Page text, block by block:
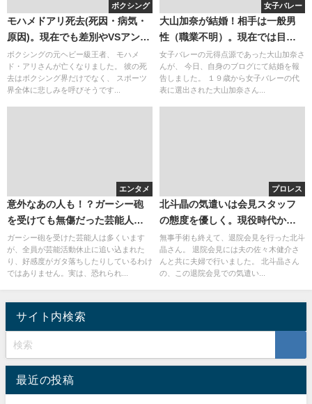
ボクシング
モハメドアリ死去(死因・病気・
原因)。現在でも差別やVSアント
ニア猪木は伝説。マイクタイソ
ンとどちらが強い？
ボクシングの元ヘビー級王者、 モハメ
ド・アリさんが亡くなりました。 彼の死
去はボクシング界だけでなく、 スポーツ
界全体に悲しみを呼びそうです...
女子バレー
大山加奈が結婚！相手は一般男
性（職業不明）。現在では目の
くまが可愛い大人の女性に！
女子バレーの元得点源であった大山加奈さ
んが、 今日、自身のブログにて結婚を報
告しました。 １９歳から女子バレーの代
表に選出された大山加奈さん...
エンタメ
意外なあの人も！？ガーシー砲
を受けても無傷だった芸能人は
いる？
ガーシー砲を受けた芸能人は多くいます
が、全員が芸能活動休止に追い込まれた
り、好感度がガタ落ちしたりしているわけ
ではありません。実は、恐れられ...
プロレス
北斗晶の気遣いは会見スタッフ
の態度を優しく。現役時代から
北斗晶の気遣いは上手だった？
無事手術も終えて、退院会見を行った北斗
晶さん。 退院会見には夫の佐々木健介さ
んと共に夫婦で行いました。 北斗晶さん
の、この退院会見での気遣い...
サイト内検索
最近の投稿